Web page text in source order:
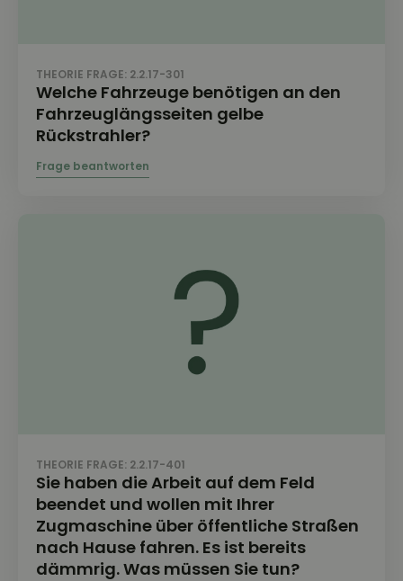
THEORIE FRAGE: 2.2.17-301
Welche Fahrzeuge benötigen an den
Fahrzeuglängsseiten gelbe
Rückstrahler?
THEORIE FRAGE: 2.2.17-401
Sie haben die Arbeit auf dem Feld
beendet und wollen mit Ihrer
Zugmaschine über öffentliche Straßen
nach Hause fahren. Es ist bereits
dämmrig. Was müssen Sie tun?